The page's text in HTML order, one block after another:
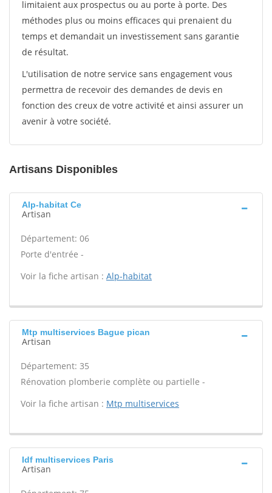
limitaient aux prospectus ou au porte à porte. Des
méthodes plus ou moins efficaces qui prenaient du
temps et demandait un investissement sans garantie
de résultat.
L'utilisation de notre service sans engagement vous
permettra de recevoir des demandes de devis en
fonction des creux de votre activité et ainsi assurer un
avenir à votre société.
Artisans Disponibles
Alp-habitat Ce
Artisan
Département: 06
Porte d'entrée -
Voir la fiche artisan : Alp-habitat
Mtp multiservices Bague pican
Artisan
Département: 35
Rénovation plomberie complète ou partielle -
Voir la fiche artisan : Mtp multiservices
Idf multiservices Paris
Artisan